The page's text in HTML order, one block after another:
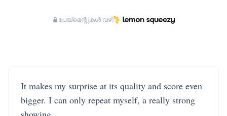
പേയ്‌മെന്റുകൾ വഴി
It makes my surprise at its quality and score even
bigger. I can only repeat myself, a really strong